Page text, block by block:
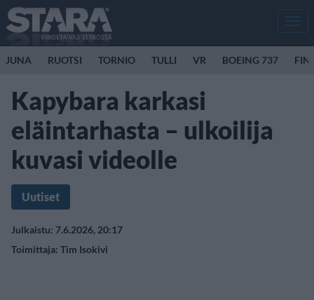
JUNA RUOTSI TORNIO TULLI VR BOEING 737
Kapybara karkasi
eläintarhasta – ulkoilija
kuvasi videolle
Uutiset
Julkaistu: 7.6.2026, 20:17
Toimittaja: Tim Isokivi